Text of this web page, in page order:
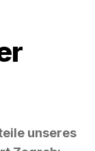
unseres